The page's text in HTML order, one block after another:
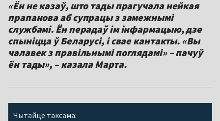
«Ён не казаў, што тады прагучала нейкая
прапанова аб супрацы з замежнымі
службамі. Ён перадаў ім інфармацыю, дзе
спыніцца ў Беларусі, і свае кантакты. «Вы
чалавек з правільнымі поглядамі» – пачуў
ён тады», – казала Марта.
Чытайце таксама: